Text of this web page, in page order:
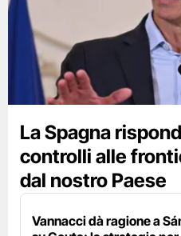
La Spagna
controlli alle
dal nostro Paese
Vannacci dà ragione a